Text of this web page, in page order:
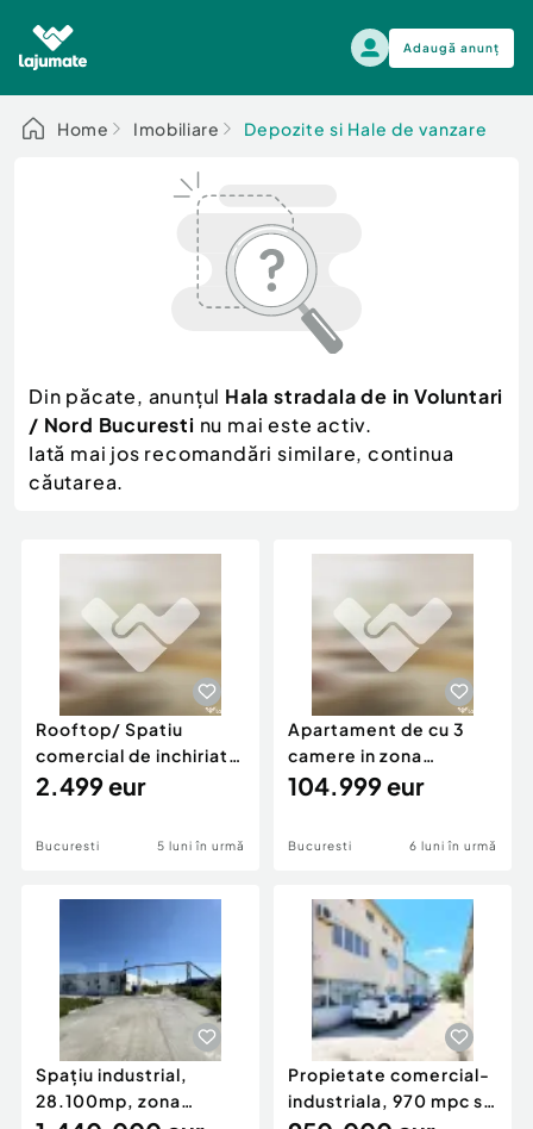
Adaugă anunț
Alege categoria
Auto, moto si ambarcatiuni
Electronice si electrocasnice
Mama si copilul
Moda si frumusete
Sport, timp liber, arta
Animale de companie
Afaceri și echipamente profesionale
Inchiriere Bunuri si Vehicule
Auto, moto si ambarcatiuni
Scutere - ATV - UTV
Autoutilitare
Ambarcatiuni
Camioane - Rulote - Remorci
Utilaje agricole si industriale
Piese auto si accesorii
Dacia Duster
Home Imobiliare Depozite si Hale de vanzare
Din păcate, anunțul Hala stradala de in Voluntari
/ Nord Bucuresti nu mai este activ.
Iată mai jos recomandări similare, continua
căutarea.
Rooftop/ Spatiu
comercial de inchiriat
600mp terasa pentru
2.499 eur
Bucuresti 5 luni în urmă
Apartament de cu 3
camere in zona
Sebastian / Sector 5
104.999 eur
Bucuresti 6 luni în urmă
Spațiu industrial,
28.100mp, zona
Propietate comercial-
industriala, 970 mpc si